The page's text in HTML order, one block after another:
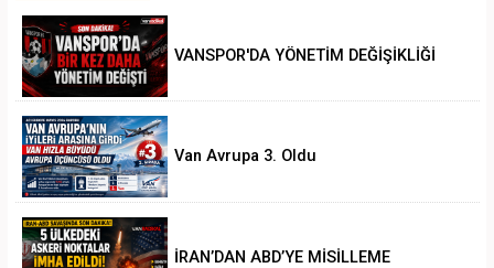
VANSPOR'DA YÖNETİM DEĞİŞİKLİĞİ
Van Avrupa 3. Oldu
İRAN’DAN ABD’YE MİSİLLEME